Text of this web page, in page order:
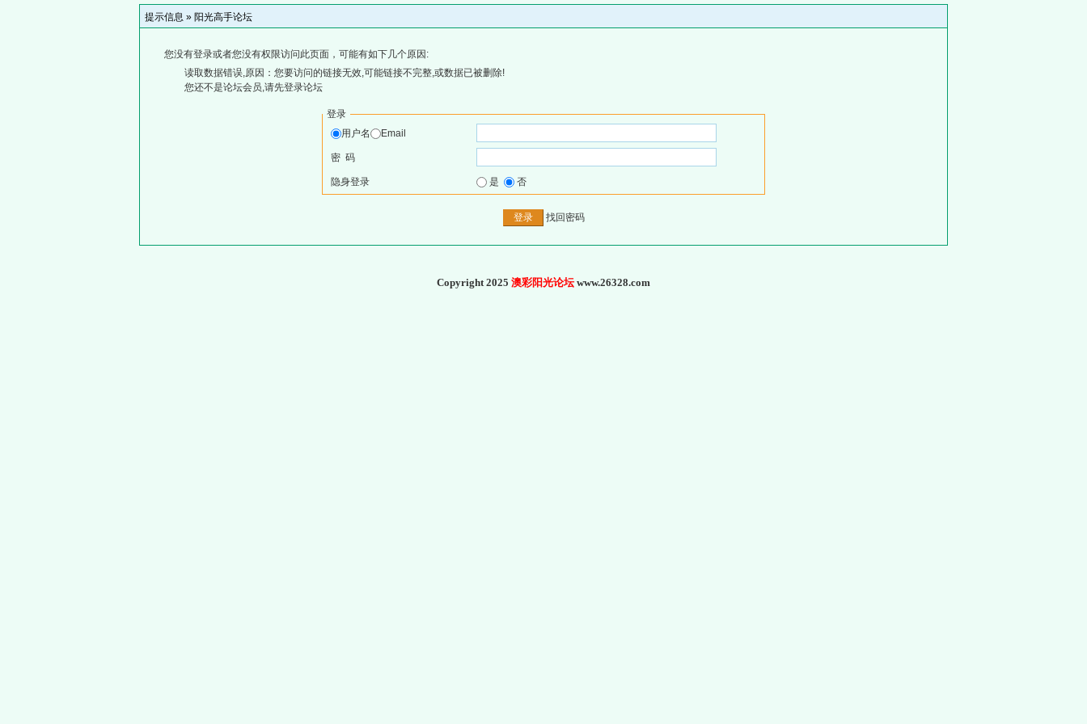
提示信息 » 阳光高手论坛
您没有登录或者您没有权限访问此页面，可能有如下几个原因:
读取数据错误,原因：您要访问的链接无效,可能链接不完整,或数据已被删除!
您还不是论坛会员,请先登录论坛
登录
用户名
Email
密 码
隐身登录 是 否
找回密码
Copyright 2025 澳彩阳光论坛www.26328.com